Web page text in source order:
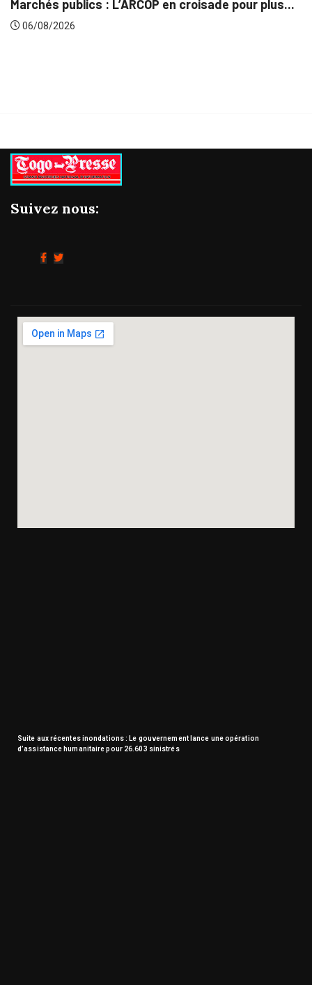
en croisade pour plus...
Gestion
Suivez nous:
Suite aux récentes inondations : Le gouvernement lance une opération
d’assistance humanitaire pour 26.603 sinistrés